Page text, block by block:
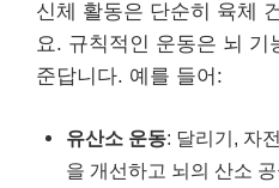
신체 활동은 단순히 육체
요. 규칙적인 운동은 뇌 기
준답니다. 예를 들어:
유산소 운동: 달리기, 자
을 개선하고 뇌의 산소